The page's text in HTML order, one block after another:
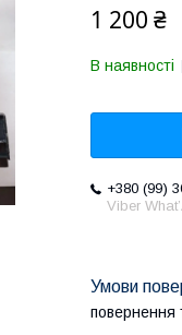
1 200 ₴
В наявності
+380 (99)
Viber
повернення